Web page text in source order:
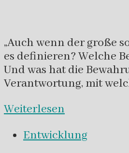
„Auch wenn der große
es definieren? Welche
Und was hat die
Verantwortung, mit
Weiterlesen
Entwicklung